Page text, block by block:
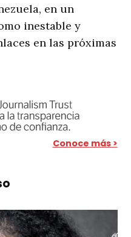
en un
inestable y
en las próximas
Conoce más >